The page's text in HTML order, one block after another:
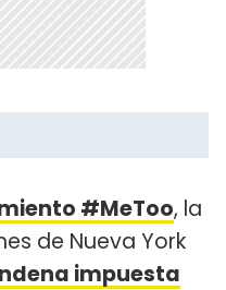
#MeToo, la
de Nueva York
impuesta